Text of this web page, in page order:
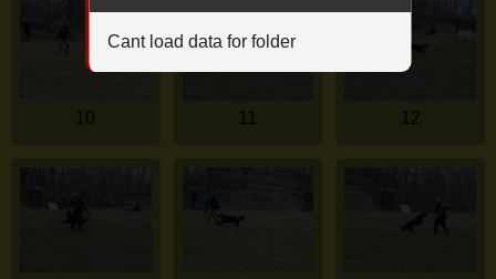
10 11 12
Cant load data for folder